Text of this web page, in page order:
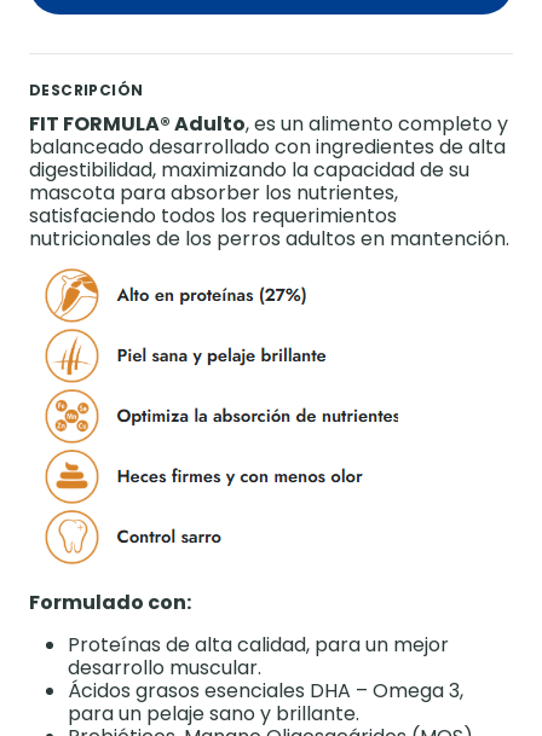
DESCRIPCIÓN
FIT FORMULA® Adulto, es un alimento completo y
balanceado desarrollado con ingredientes de alta
digestibilidad, maximizando la capacidad de su
mascota para absorber los nutrientes,
satisfaciendo todos los requerimientos
nutricionales de los perros adultos en mantención.
Formulado con:
Proteínas de alta calidad, para un mejor
desarrollo muscular.
Ácidos grasos esenciales DHA – Omega 3,
para un pelaje sano y brillante.